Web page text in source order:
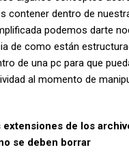
contener dentro de
podemos darte
de como están
de una pc para que
al momento de
extensiones de los
se deben borrar